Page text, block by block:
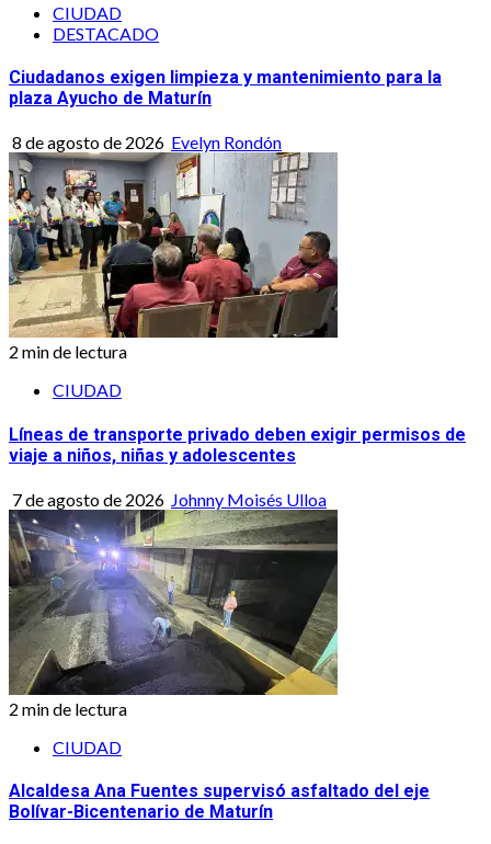
CIUDAD
DESTACADO
Ciudadanos exigen limpieza y mantenimiento para la
plaza Ayucho de Maturín
8 de agosto de 2026 Evelyn Rondón
2 min de lectura
CIUDAD
Líneas de transporte privado deben exigir permisos de
viaje a niños, niñas y adolescentes
7 de agosto de 2026 Johnny Moisés Ulloa
2 min de lectura
CIUDAD
Alcaldesa Ana Fuentes supervisó asfaltado del eje
Bolívar-Bicentenario de Maturín